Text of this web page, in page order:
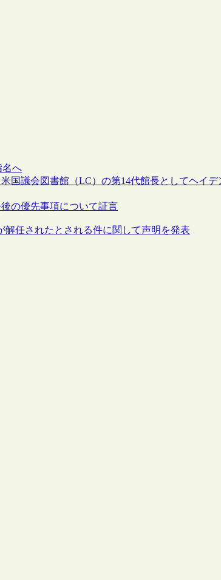
名へ
国議会図書館（LC）の第14代館長としてヘイデ
の優先事項について証言
任されたとされる件に関して声明を発表